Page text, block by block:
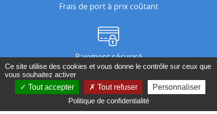
Frais de port à prix coûtant
Paiement sécurisé
Nos magasins
Ce site utilise des cookies et vous donne le contrôle sur ceux que
vous souhaitez activer
Tout accepter
Tout refuser
Personnaliser
Politique de confidentialité